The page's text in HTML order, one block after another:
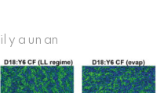
il y a un an